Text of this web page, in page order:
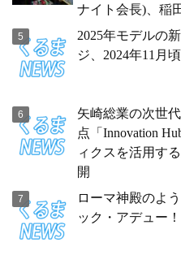
ナイト会長)、稲
2025年モデルの
ジ、2024年11月
矢崎総業の次世
点「Innovation
ィクスを活用す
開
ローマ神殿のよ
ック・アデュー！